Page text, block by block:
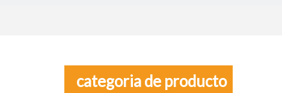
categoria de producto